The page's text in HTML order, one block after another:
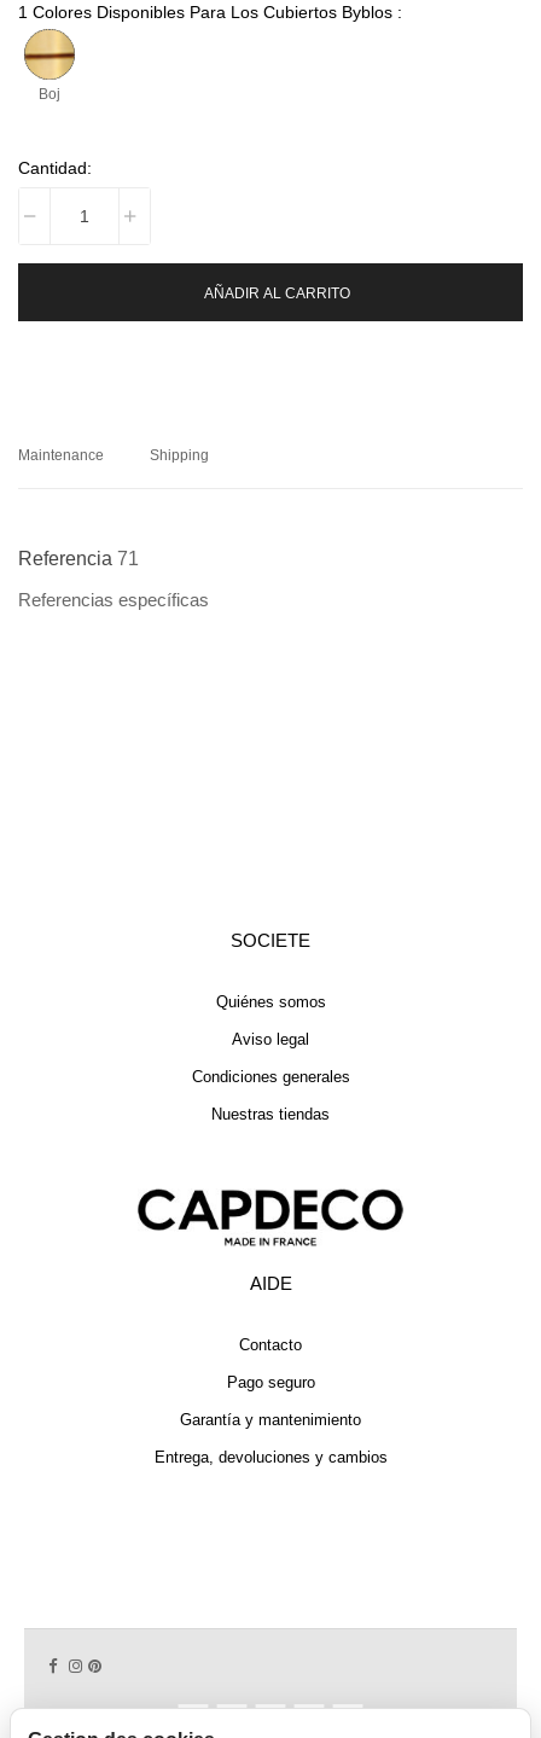
1 Colores Disponibles Para Los Cubiertos Byblos :
Boj
Cantidad:
AÑADIR AL CARRITO
Maintenance Shipping
Referencia 71
Referencias específicas
SOCIETE
Quiénes somos
Aviso legal
Condiciones generales
Nuestras tiendas
AIDE
Contacto
Pago seguro
Garantía y mantenimiento
Entrega, devoluciones y cambios